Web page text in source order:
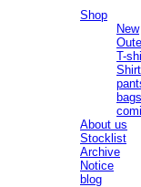
Shop
New
T-
Shirt
bags
About us
Stocklist
Archive
Notice
blog